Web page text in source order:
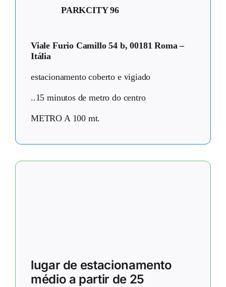
PARKCITY 96
Viale Furio Camillo 54 b, 00181 Roma –
Itália
estacionamento coberto e vigiado
..15 minutos de metro do centro
METRO A 100 mt.
lugar de estacionamento
médio a partir de 25